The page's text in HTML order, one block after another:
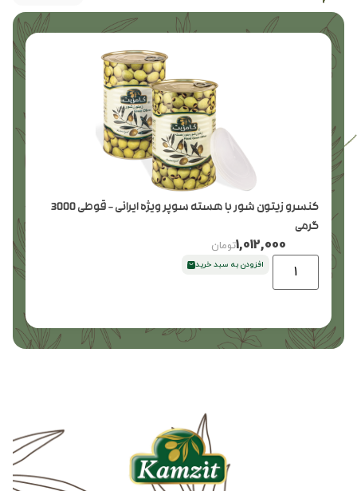
کنسرو زیتون شور با هسته سوپر ویژه ایرانی – قوطی 3000
گرمی
1,012,000تومان
افزودن به سبد خرید